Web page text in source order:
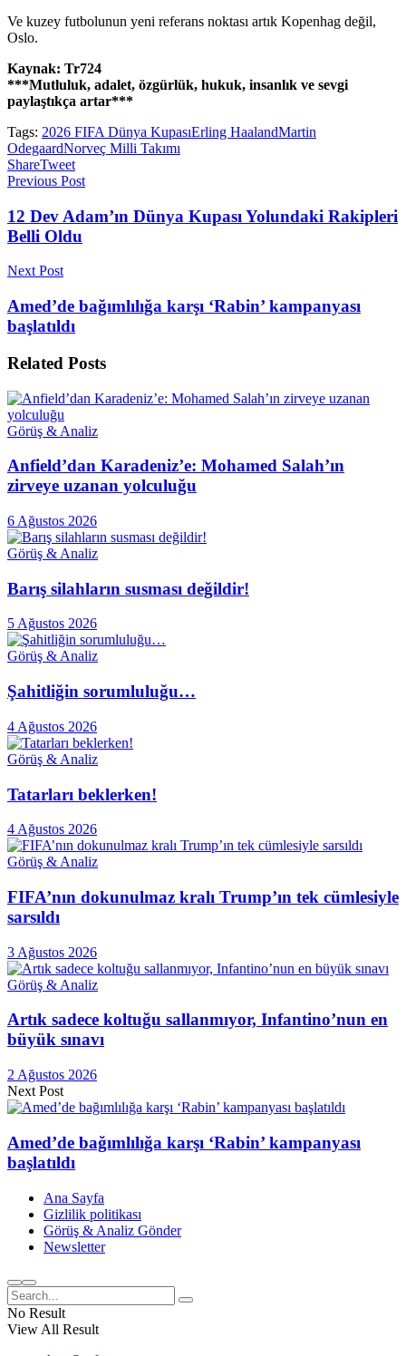
Ve kuzey futbolunun yeni referans noktası artık Kopenhag değil,
Oslo.
Kaynak: Tr724
***Mutluluk, adalet, özgürlük, hukuk, insanlık ve sevgi
paylaştıkça artar***
Tags: 2026 FIFA Dünya KupasıErling HaalandMartin
OdegaardNorveç Milli Takımı
ShareTweet
Previous Post
12 Dev Adam’ın Dünya Kupası Yolundaki Rakipleri
Belli Oldu
Next Post
Amed’de bağımlılığa karşı ‘Rabin’ kampanyası
başlatıldı
Related Posts
Görüş & Analiz
Anfield’dan Karadeniz’e: Mohamed Salah’ın
zirveye uzanan yolculuğu
6 Ağustos 2026
Görüş & Analiz
Barış silahların susması değildir!
5 Ağustos 2026
Görüş & Analiz
Şahitliğin sorumluluğu…
4 Ağustos 2026
Görüş & Analiz
Tatarları beklerken!
4 Ağustos 2026
Görüş & Analiz
FIFA’nın dokunulmaz kralı Trump’ın tek cümlesiyle
sarsıldı
3 Ağustos 2026
Görüş & Analiz
Artık sadece koltuğu sallanmıyor, Infantino’nun en
büyük sınavı
2 Ağustos 2026
Next Post
Amed’de bağımlılığa karşı ‘Rabin’ kampanyası
başlatıldı
Ana Sayfa
Gizlilik politikası
Görüş & Analiz Gönder
Newsletter
No Result
View All Result